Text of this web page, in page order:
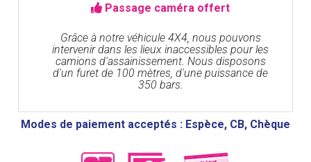
Passage caméra offert
Grâce à notre véhicule 4X4, nous pouvons
intervenir dans les lieux inaccessibles pour les
camions d'assainissement. Nous disposons
d'un furet de 100 mètres, d'une puissance de
350 bars.
Modes de paiement acceptés : Espèce, CB, Chèque